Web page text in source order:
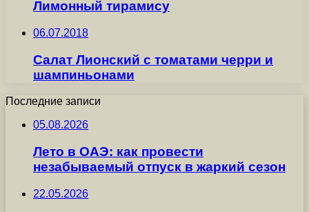
Лимонный тирамису
06.07.2018
Салат Лионский с томатами черри и
шампиньонами
Последние записи
05.08.2026
Лето в ОАЭ: как провести
незабываемый отпуск в жаркий сезон
22.05.2026